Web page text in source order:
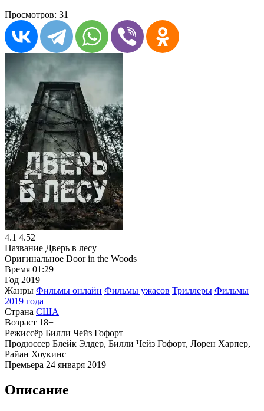
Просмотров: 31
4.1 4.52
Название Дверь в лесу
Оригинальное Door in the Woods
Время 01:29
Год 2019
Жанры Фильмы онлайн Фильмы ужасов Триллеры Фильмы
2019 года
Страна США
Возраст 18+
Режиссёр Билли Чейз Гофорт
Продюссер Блейк Элдер, Билли Чейз Гофорт, Лорен Харпер,
Райан Хоукинс
Премьера 24 января 2019
Описание